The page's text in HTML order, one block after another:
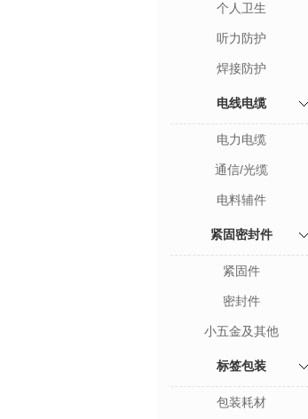
个人卫生
听力防护
焊接防护
电线电缆
电力电缆
通信/光缆
电料辅件
紧固密封件
紧固件
密封件
小五金及其他
标签包装
包装耗材